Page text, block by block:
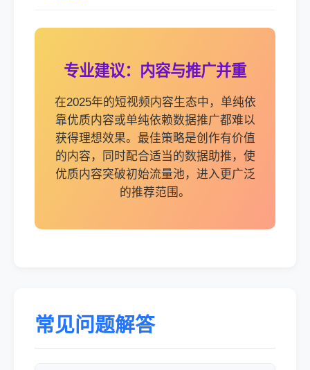
专业建议：内容与推广并重
在2025年的短视频内容生态中，单纯依
靠优质内容或单纯依赖数据推广都难以
获得理想效果。最佳策略是创作有价值
的内容，同时配合适当的数据助推，使
优质内容突破初始流量池，进入更广泛
的推荐范围。
常见问题解答